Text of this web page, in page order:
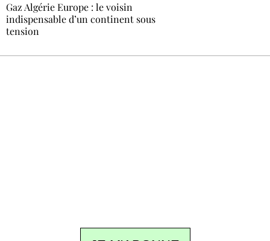
Gaz Algérie Europe : le voisin
indispensable d’un continent sous
tension